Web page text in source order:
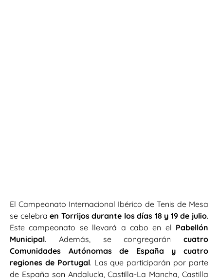
El Campeonato Internacional Ibérico de Tenis de Mesa
se celebraen Torrijos durante los días 18 y 19 de julio.
Este campeonato se llevará a cabo en el Pabellón
Municipal. Además, se congregarán cuatro
Comunidades Autónomas de España
y cuatro
regiones de Portugal. Las que participarán por parte
de España son Andalucía, Castilla-La Mancha, Castilla